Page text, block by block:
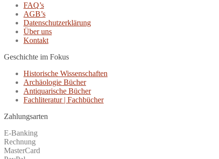
FAQ’s
AGB’s
Datenschutzerklärung
Über uns
Kontakt
Geschichte im Fokus
Historische Wissenschaften
Archäologie Bücher
Antiquarische Bücher
Fachliteratur | Fachbücher
Zahlungsarten
E-Banking
Rechnung
MasterCard